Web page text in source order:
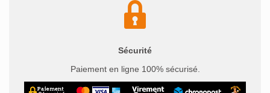
Sécurité
Paiement en ligne 100% sécurisé.